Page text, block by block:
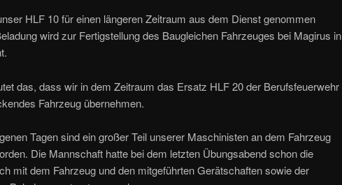
HLF 10 für einen längeren Zeitraum aus dem Dienst genommen
wird zur Fertigstellung des Baugleichen Fahrzeuges bei Magirus in
das, dass wir in dem Zeitraum das Ersatz HLF 20 der Berufsfeuerwehr
Fahrzeug übernehmen.
Tagen sind ein großer Teil unserer Maschinisten an dem Fahrzeug
Die Mannschaft hatte bei dem letzten Übungsabend schon die
mit dem Fahrzeug und den mitgeführten Gerätschaften sowie der